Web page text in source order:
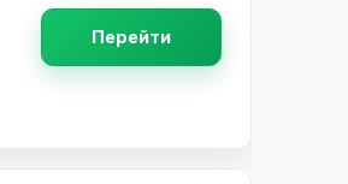
Перейти